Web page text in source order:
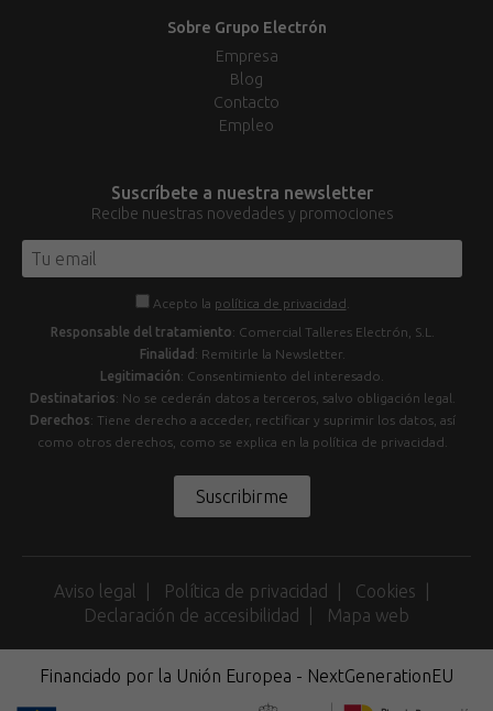
Sobre Grupo Electrón
Empresa
Blog
Contacto
Empleo
Suscríbete a nuestra newsletter
Recibe nuestras novedades y promociones
Acepto la política de privacidad
Responsable del tratamiento: Comercial Talleres Electrón, S.L.
Finalidad : Remitirle la Newsletter.
Legitimación: Consentimiento del interesado.
Destinatarios: No se cederán datos a terceros, salvo obligación legal.
Derechos: Tiene derecho a acceder, rectificar y suprimir los datos, así
como otros derechos, como se explica en la política de privacidad.
Suscribirme
Aviso legal Política de privacidad
Cookies
Declaración de accesibilidad
Mapa web
Financiado por la Unión Europea - NextGenerationEU